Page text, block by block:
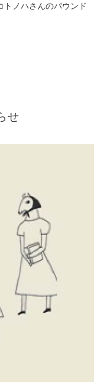
トノハさんのパウンド
せ